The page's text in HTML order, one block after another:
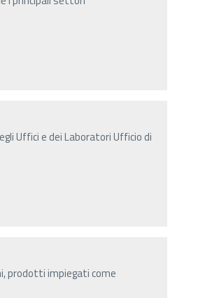
Uffici e dei Laboratori Ufficio di
prodotti impiegati come